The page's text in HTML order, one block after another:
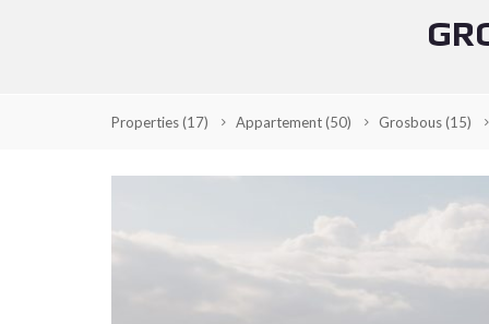
Properties(17) Appartement(50) Grosbous(15)